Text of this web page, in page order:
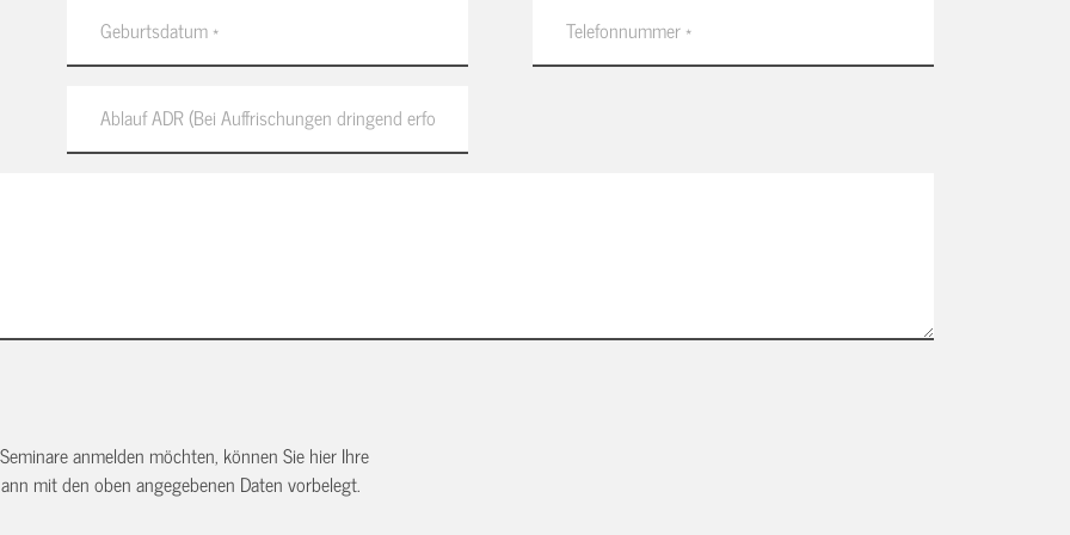
anmelden möchten, können Sie hier Ihre
mit den oben angegebenen Daten vorbelegt.